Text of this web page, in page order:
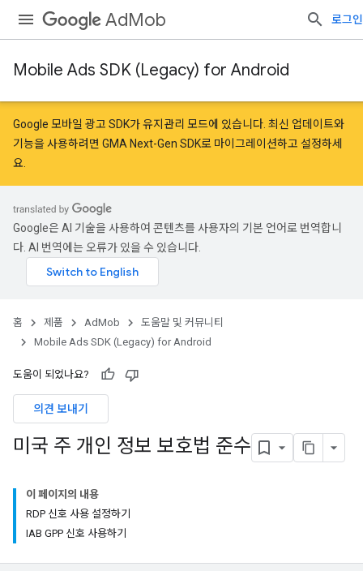
AdMob 로그인
Mobile Ads SDK (Legacy) for Android
Google 모바일 광고 SDK가 유지관리 모드에 있습니다. 최신 업데이트와
기능을 사용하려면 GMA Next-Gen SDK로 마이그레이션하고 설정하세
요.
Google은 AI 기술을 사용하여 콘텐츠를 사용자의 기본 언어로 번역합니
다. AI 번역에는 오류가 있을 수 있습니다.
홈 제품 AdMob
도움말 및 커뮤니티
Mobile Ads SDK (Legacy) for Android
도움이 되었나요?
의견 보내기
미국 주 개인 정보 보호법 준수
이 페이지의 내용
RDP 신호 사용 설정하기
IAB GPP 신호 사용하기